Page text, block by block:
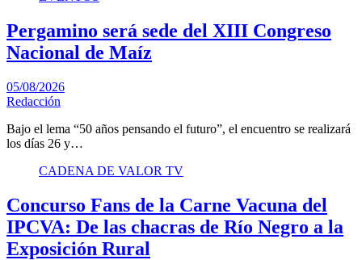
Pergamino será sede del XIII Congreso
Nacional de Maíz
05/08/2026
Redacción
Bajo el lema “50 años pensando el futuro”, el encuentro se realizará
los días 26 y…
CADENA DE VALOR TV
Concurso Fans de la Carne Vacuna del
IPCVA: De las chacras de Río Negro a la
Exposición Rural